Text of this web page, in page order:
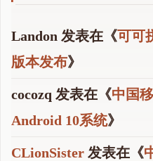
Landon 发表在《可可
版本发布》
cocozq 发表在《中国
Android 10系统》
CLionSister 发表在《